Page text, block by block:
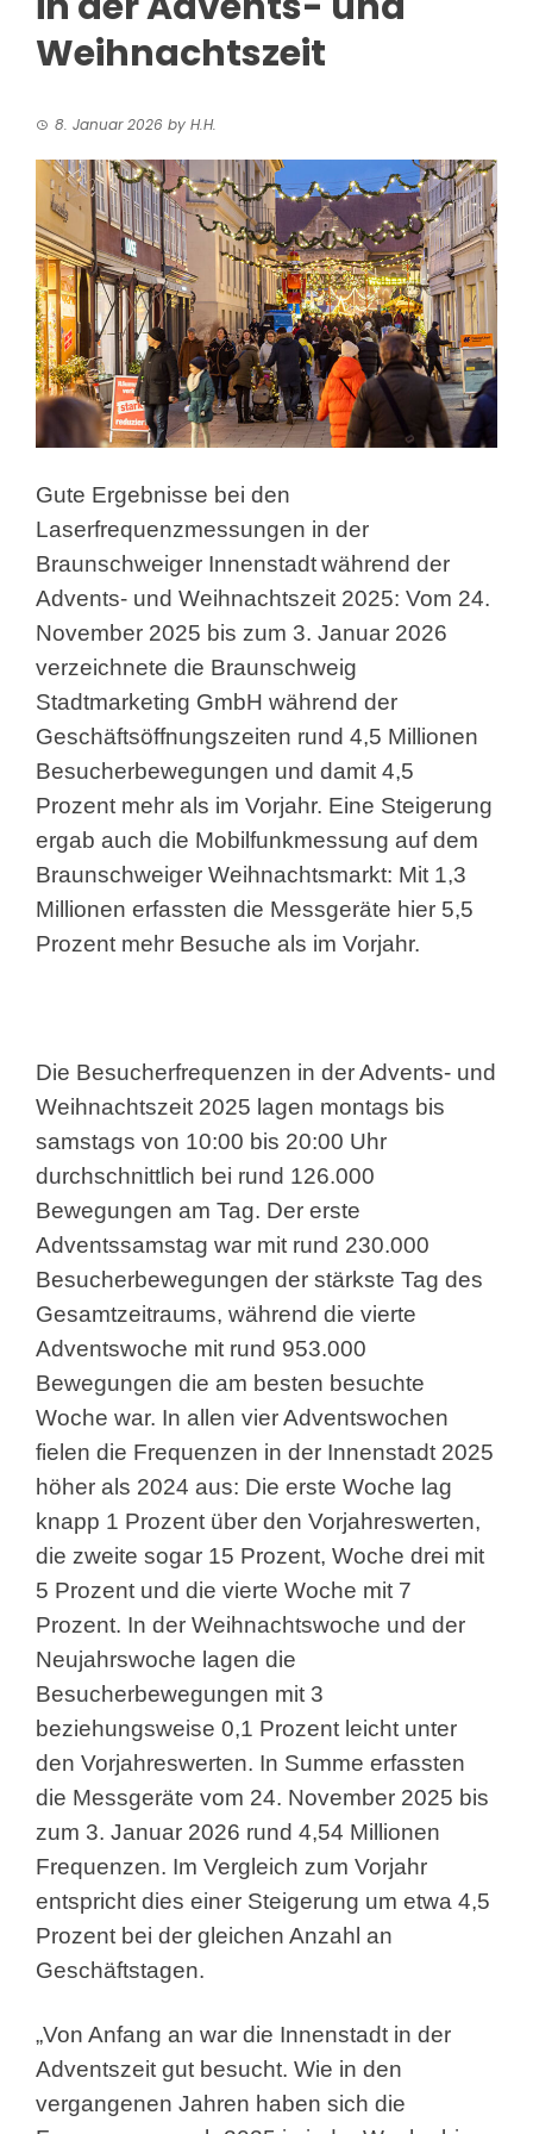
Weihnachtszeit
8. Januar 2026 by H.H.
Gute Ergebnisse bei den
Laserfrequenzmessungen in der
Braunschweiger Innenstadtwährend der
Advents- und Weihnachtszeit 2025: Vom 24.
November 2025 bis zum 3. Januar 2026
verzeichnete die Braunschweig
Stadtmarketing GmbH während der
Geschäftsöffnungszeiten rund 4,5 Millionen
Besucherbewegungen und damit 4,5
Prozent mehr als im Vorjahr. Eine Steigerung
ergab auch die Mobilfunkmessung auf dem
Braunschweiger Weihnachtsmarkt: Mit 1,3
Millionen erfassten die Messgeräte hier 5,5
Prozent mehr Besuche als im Vorjahr.
Die Besucherfrequenzen in der Advents- und
Weihnachtszeit 2025 lagen montags bis
samstags von 10:00 bis 20:00 Uhr
durchschnittlich bei rund 126.000
Bewegungen am Tag. Der erste
Adventssamstag war mit rund 230.000
Besucherbewegungen der stärkste Tag des
Gesamtzeitraums, während die vierte
Adventswoche mit rund 953.000
Bewegungen die am besten besuchte
Woche war. In allen vier Adventswochen
fielen die Frequenzen in der Innenstadt 2025
höher als 2024 aus: Die erste Woche lag
knapp 1 Prozent über den Vorjahreswerten,
die zweite sogar 15 Prozent, Woche drei mit
5 Prozent und die vierte Woche mit 7
Prozent. In der Weihnachtswoche und der
Neujahrswoche lagen die
Besucherbewegungen mit 3
beziehungsweise 0,1 Prozent leicht unter
den Vorjahreswerten. In Summe erfassten
die Messgeräte vom 24. November 2025 bis
zum 3. Januar 2026 rund 4,54 Millionen
Frequenzen. Im Vergleich zum Vorjahr
entspricht dies einer Steigerung um etwa 4,5
Prozent bei der gleichen Anzahl an
Geschäftstagen.
„Von Anfang an war die Innenstadt in der
Adventszeit gut besucht. Wie in den
vergangenen Jahren haben sich die